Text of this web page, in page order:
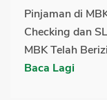
Pinjaman di
Checking dan
MBK Telah
Baca Lagi